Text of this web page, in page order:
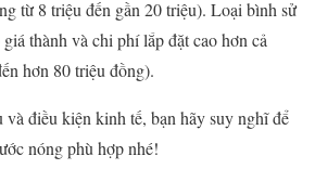
từ 8 triệu đến gần 20 triệu). Loại bình sử
giá thành và chi phí lắp đặt cao hơn cả
hơn 80 triệu đồng).
và điều kiện kinh tế, bạn hãy suy nghĩ để
nóng phù hợp nhé!